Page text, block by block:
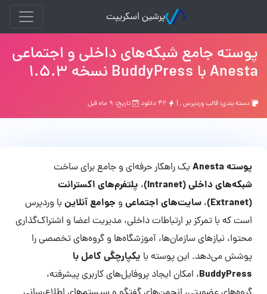
پرشین اسکریپت
پوسته جامع شبکه‌های داخلی و اجتماعی
Anesta با BuddyPress نسخه 1.5.3
دسته بندی: قالب وردپرس, | تاریخ: ۹ ماه قبل
پوسته Anesta یک راهکار حرفه‌ای و جامع برای ساخت
شبکه‌های داخلی (Intranet) ، پلتفرم‌های اکسترانت
(Extranet)
، سایت‌های اجتماعی و جوامع آنلاین با وردپرس
است که با تمرکز بر ارتباطات داخلی، مدیریت اعضا و اشتراک‌گذاری
محتوا، نیازهای سازمان‌ها، آموزشگاه‌ها و گروه‌های تخصصی را
پوشش می‌دهد. این پوسته با یکپارچگی کامل با
BuddyPress، امکان ایجاد پروفایل‌های کاربری پیشرفته،